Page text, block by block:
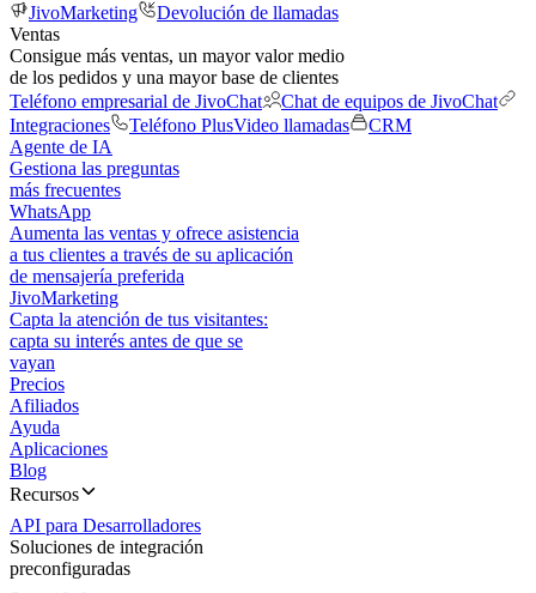
JivoMarketing
Devolución de llamadas
Ventas
Consigue más ventas, un mayor valor medio
de los pedidos y una mayor base de clientes
Teléfono empresarial de JivoChat
Chat de equipos de JivoChat
Integraciones
Teléfono PlusVideo llamadas
CRM
Agente de IA
Gestiona las preguntas
más frecuentes
WhatsApp
Aumenta las ventas y ofrece asistencia
a tus clientes a través de su aplicación
de mensajería preferida
JivoMarketing
Capta la atención de tus visitantes:
capta su interés antes de que se
vayan
Precios
Afiliados
Ayuda
Aplicaciones
Blog
Recursos
API para Desarrolladores
Soluciones de integración
preconfiguradas